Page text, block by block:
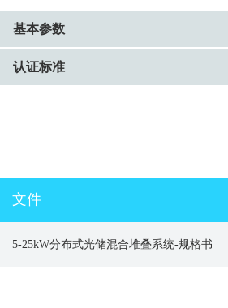
基本参数
认证标准
文件
5-25kW分布式光储混合堆叠系统-规格书